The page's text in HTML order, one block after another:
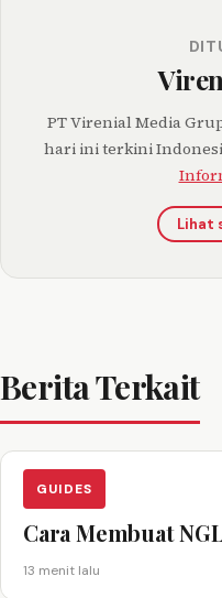
PT Virenial Media
hari ini terkini
Lihat
Berita Terkait
GUIDES
Cara Membuat
13 menit lalu